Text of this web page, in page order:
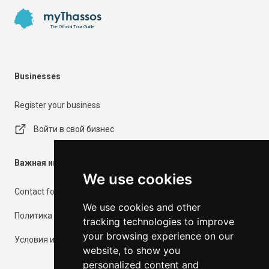
We use cookies
We use cookies and other
tracking technologies to improve
your browsing experience on our
website, to show you
personalized content and
myThassos
The Official Tour Guide
Businesses
Register your business
Войти в свой бизнес
Важная информация
Contact form
Политика конфиденциальности
Условия использования